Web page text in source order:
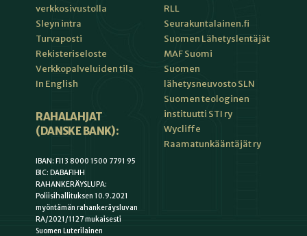
verkkosivustolla
Sleyn intra
Turvaposti
Rekisteriseloste
Verkkopalveluiden tila
In English
RAHALAHJAT
(DANSKE BANK):
IBAN: FI13 8000 1500 7791 95
BIC: DABAFIHH
RAHANKERÄYSLUPA:
Poliisihallituksen 10.9.2021
myöntämän rahankeräysluvan
RA/2021/1127 mukaisesti
Suomen Luterilainen
RLL
Seurakuntalainen.fi
Suomen Lähetyslentäjät
MAF Suomi
Suomen
lähetysneuvosto SLN
Suomen teologinen
instituutti STI ry
Wycliffe
Raamatunkääntäjät ry